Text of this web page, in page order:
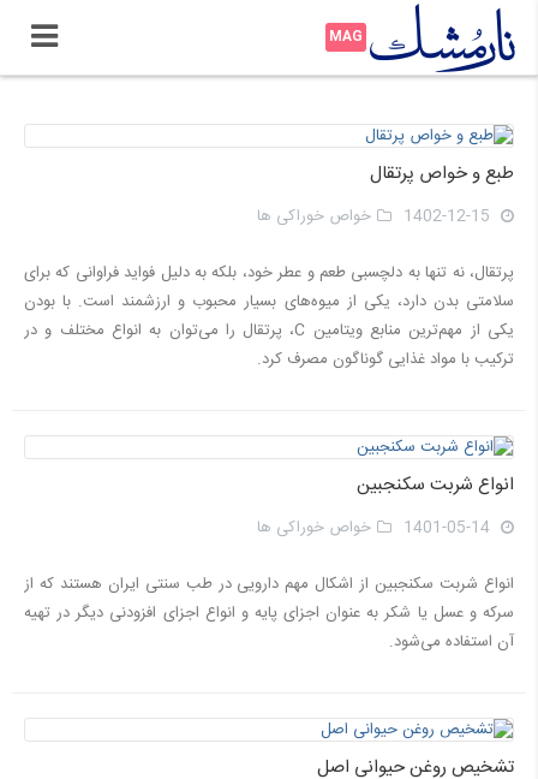
طبع و خواص پرتقال
خواص خوراکی ها
پرتقال، نه تنها به دلچسبی طعم و عطر خود، بلکه به دلیل فواید فراوانی که برای
سلامتی بدن دارد، یکی از میوه‌های بسیار محبوب و ارزشمند است. با بودن
یکی از مهم‌ترین منابع ویتامین C، پرتقال را می‌توان به انواع مختلف و در
ترکیب با مواد غذایی گوناگون مصرف کرد.
انواع شربت سكنجبین
خواص خوراکی ها
انواع شربت سكنجبین از اشكال مهم دارويی در طب سنتی ايران هستند كه از
سركه و عسل يا شكر به عنوان اجزای پايه و انواع اجزای افزودنی ديگر در تهيه
آن استفاده می‌شود.
تشخیص روغن حیوانی اصل